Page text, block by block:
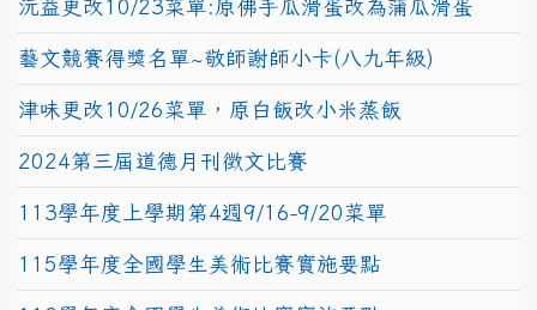
沅益更改10/23菜單:原佛手瓜滑蛋改為蒲瓜滑蛋
藝文競賽得獎名單~敬師謝師小卡(八九年級)
津味更改10/26菜單，原白飯改小米蒸飯
2024第三屆道德月刊徵文比賽
113學年度上學期第4週9/16-9/20菜單
115學年度全國學生美術比賽實施要點